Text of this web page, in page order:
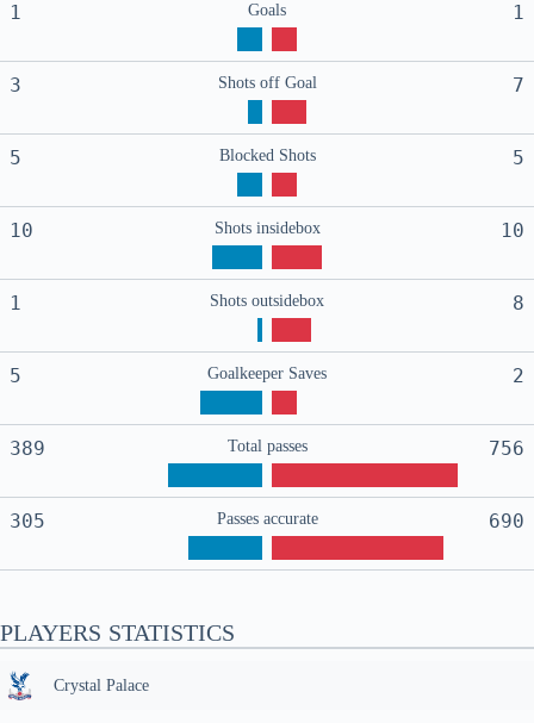
1 Goals 1
3 Shots off Goal 7
5 Blocked Shots 5
10 Shots insidebox 10
1 Shots outsidebox 8
5 Goalkeeper Saves 2
389 Total passes 756
305 Passes accurate 690
PLAYERS STATISTICS
Crystal Palace